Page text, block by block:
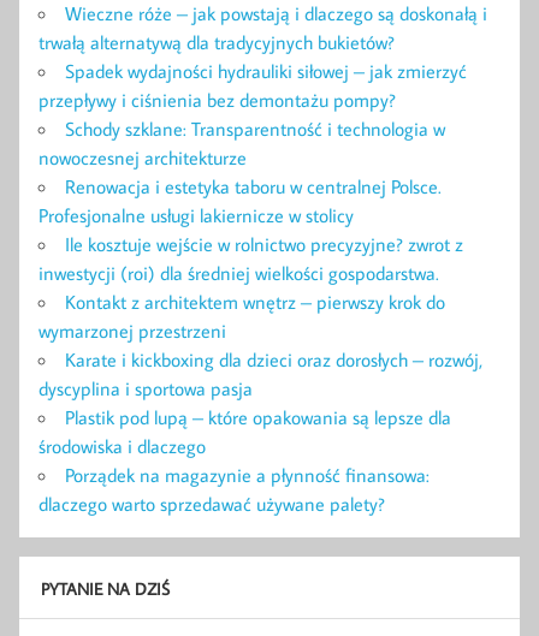
Wieczne róże – jak powstają i dlaczego są doskonałą i
trwałą alternatywą dla tradycyjnych bukietów?
Spadek wydajności hydrauliki siłowej – jak zmierzyć
przepływy i ciśnienia bez demontażu pompy?
Schody szklane: Transparentność i technologia w
nowoczesnej architekturze
Renowacja i estetyka taboru w centralnej Polsce.
Profesjonalne usługi lakiernicze w stolicy
Ile kosztuje wejście w rolnictwo precyzyjne? zwrot z
inwestycji (roi) dla średniej wielkości gospodarstwa.
Kontakt z architektem wnętrz – pierwszy krok do
wymarzonej przestrzeni
Karate i kickboxing dla dzieci oraz dorosłych – rozwój,
dyscyplina i sportowa pasja
Plastik pod lupą – które opakowania są lepsze dla
środowiska i dlaczego
Porządek na magazynie a płynność finansowa:
dlaczego warto sprzedawać używane palety?
PYTANIE NA DZIŚ